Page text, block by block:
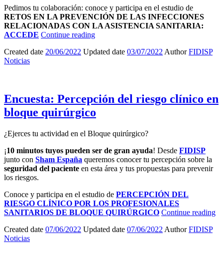
Pedimos tu colaboración: conoce y participa en el estudio de
RETOS EN LA PREVENCIÓN DE LAS INFECCIONES
RELACIONADAS CON LA ASISTENCIA SANITARIA:
ACCEDE Continue reading
Created date 20/06/2022 Updated date 03/07/2022 AuthorFIDISP
Noticias
Encuesta: Percepción del riesgo clínico en
bloque quirúrgico
¿Ejerces tu actividad en el Bloque quirúrgico?
¡10 minutos tuyos pueden ser de gran ayuda! Desde FIDISP
junto con Sham España queremos conocer tu percepción sobre la
seguridad del paciente en esta área y tus propuestas para prevenir
los riesgos.
Conoce y participa en el estudio de PERCEPCIÓN DEL
RIESGO CLÍNICO POR LOS PROFESIONALES
SANITARIOS DE BLOQUE QUIRÚRGICO Continue reading
Created date 07/06/2022 Updated date 07/06/2022 AuthorFIDISP
Noticias